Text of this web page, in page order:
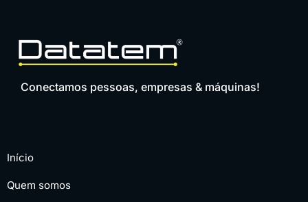
Conectamos pessoas, empresas & máquinas!
Início
Quem somos